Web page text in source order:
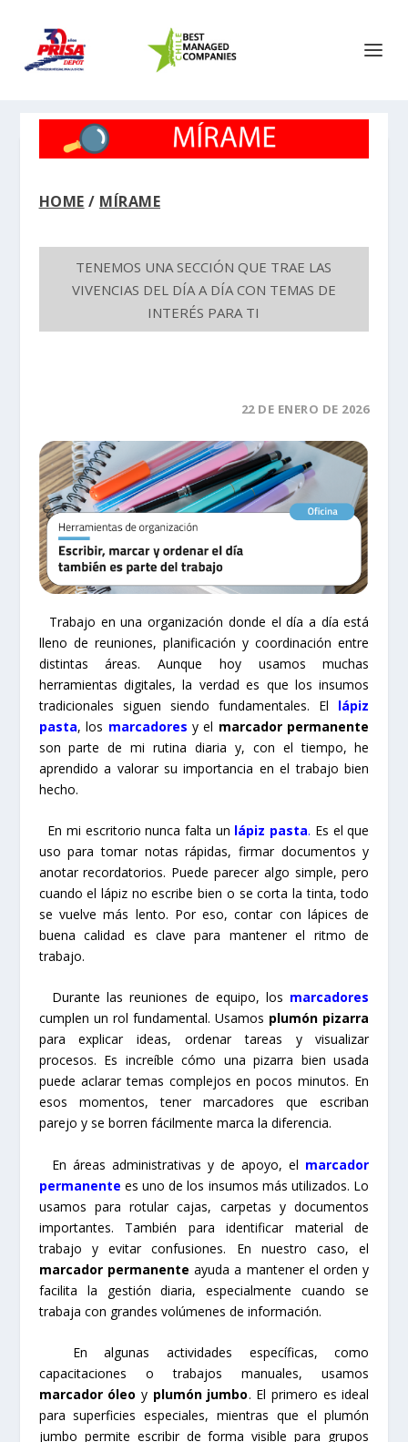
HOME / MÍRAME
TENEMOS UNA SECCIÓN QUE TRAE LAS
VIVENCIAS DEL DÍA A DÍA CON TEMAS DE
INTERÉS PARA TI
22 DE ENERO DE 2026
Trabajo en una organización donde el día a día está
lleno de reuniones, planificación y coordinación entre
distintas áreas. Aunque hoy usamos muchas
herramientas digitales, la verdad es que los insumos
tradicionales siguen siendo fundamentales. El lápiz
pasta, los marcadores y el marcador permanente
son parte de mi rutina diaria y, con el tiempo, he
aprendido a valorar su importancia en el trabajo bien
hecho.
En mi escritorio nunca falta un lápiz pasta. Es el que
uso para tomar notas rápidas, firmar documentos y
anotar recordatorios. Puede parecer algo simple, pero
cuando el lápiz no escribe bien o se corta la tinta, todo
se vuelve más lento. Por eso, contar con lápices de
buena calidad es clave para mantener el ritmo de
trabajo.
Durante las reuniones de equipo, los marcadores
cumplen un rol fundamental. Usamos plumón pizarra
para explicar ideas, ordenar tareas y visualizar
procesos. Es increíble cómo una pizarra bien usada
puede aclarar temas complejos en pocos minutos. En
esos momentos, tener marcadores que escriban
parejo y se borren fácilmente marca la diferencia.
En áreas administrativas y de apoyo, el marcador
permanente es uno de los insumos más utilizados. Lo
usamos para rotular cajas, carpetas y documentos
importantes. También para identificar material de
trabajo y evitar confusiones. En nuestro caso, el
marcador permanente ayuda a mantener el orden y
facilita la gestión diaria, especialmente cuando se
trabaja con grandes volúmenes de información.
En algunas actividades específicas, como
capacitaciones o trabajos manuales, usamos
marcador óleo y plumón jumbo. El primero es ideal
para superficies especiales, mientras que el plumón
jumbo permite escribir de forma visible para grupos